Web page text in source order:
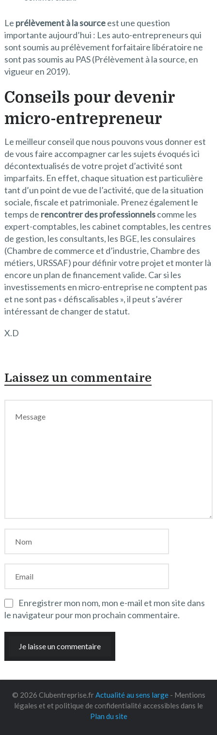
Le prélèvement à la sourceest une question
importante aujourd’hui : Les auto-entrepreneurs qui
sont soumis au prélèvement forfaitaire libératoire ne
sont pas soumis au PAS (Prélèvement à la source, en
vigueur en 2019).
Conseils pour devenir
micro-entrepreneur
Le meilleur conseil que nous pouvons vous donner est
de vous faire accompagner car les sujets évoqués ici
décontextualisés de votre projet d’activité sont
imparfaits. En effet, chaque situation est particulière
tant d’un point de vue de l’activité, que de la situation
sociale, fiscale et patrimoniale. Prenez également le
temps de rencontrer des professionnelscomme les
expert-comptables, les cabinet comptables, les centres
de gestion, les consultants, les BGE, les consulaires
(Chambre de commerce et d’industrie, Chambre des
métiers, URSSAF) pour définir votre projet et monter là
encore un plan de financement valide. Car si les
investissements en micro-entreprise ne comptent pas
et ne sont pas « défiscalisables », il peut s’avérer
intéressant de changer de statut.
X.D
Laissez un commentaire
Enregistrer mon nom, mon e-mail et mon site dans
le navigateur pour mon prochain commentaire.
© 2026 Clubentreprise.frActualité au sens large- Mentions
légales et et politique de confidentialité accessibles dans le
Plan du site